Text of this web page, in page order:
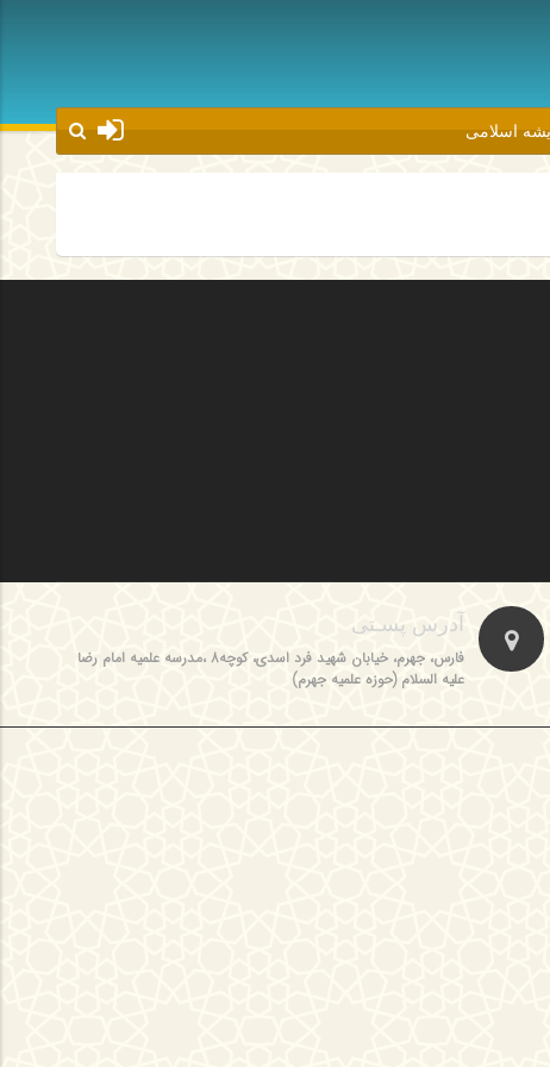
اسلامی
آدرس پسـتی
فارس، جهرم، خیابان شهید فرد اسدی، کوچه8 ،مدرسه علمیه امام رضا
علیه السلام (حوزه علمیه جهرم)